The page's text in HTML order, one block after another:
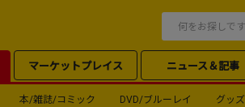
マーケットプレイス ニュース＆記事
本/雑誌/コミック DVD/ブルーレイ グッズ